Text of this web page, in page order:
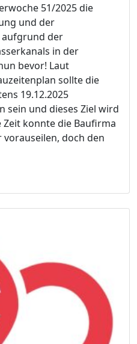
51/2025 die
und der
der
in der
bevor! Laut
sollte die
19.12.2025
sein und dieses Ziel wird
konnte die Baufirma
doch den